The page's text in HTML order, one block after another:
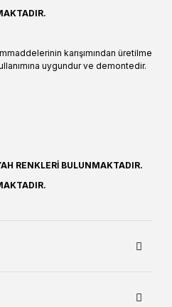
karışımından üretilme
uygundur ve demontedir.
RENKLERİ BULUNMAKTADIR.